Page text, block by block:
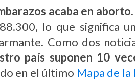
acaba en aborto.
lo que significa
Como dos
país suponen 10
en el último Mapa de